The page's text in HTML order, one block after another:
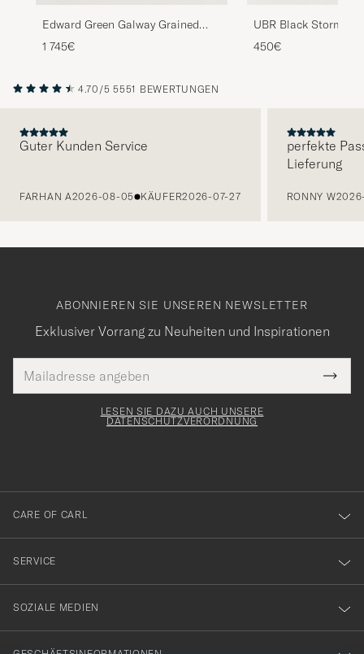
Edward Green Galway Grained
Boot Dark Brown Utah Calf
1 745€
UBR Black Storm
Black
450€
4.70/5 5551 BEWERTUNGEN
Guter Kunden Service
FARHAN A2026-08-05 KÄUFER2026-07-27
perfekte
Lieferung
RONNY W
ABONNIEREN SIE UNSEREN NEWSLETTER
Exklusiver Vorrang zu Neuheiten und Inspirationen
Mail
Adresse
Tack
för
dig
till
vårt
nyhetsbrev!
LESEN SIE DAZU AUCH UNSERE
DATENSCHUTZVERORDNUNG
CARE OF CARL
SERVICE
SOZIALE MEDIEN